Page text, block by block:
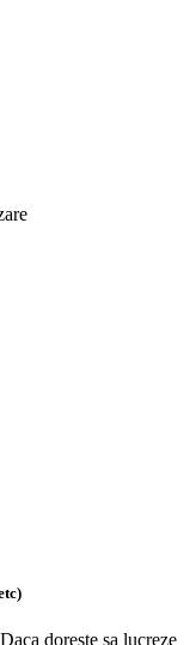
doreste sa lucreze